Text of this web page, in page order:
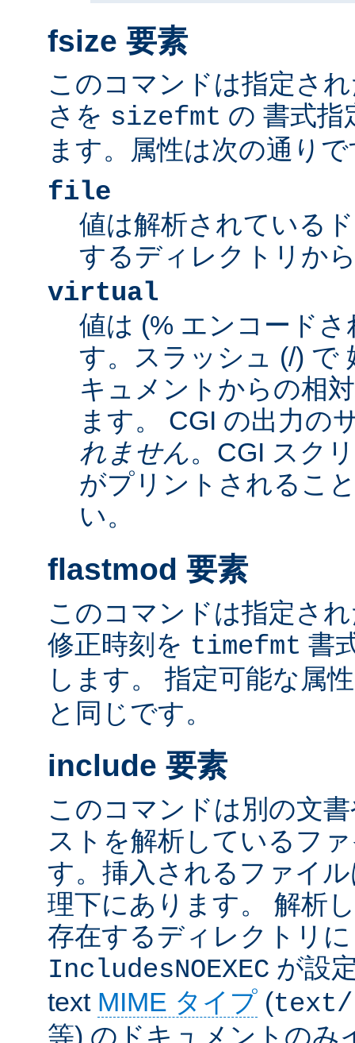
fsize 要素
このコマンドは指定さ
さを sizefmt の 書式指
ます。属性は次の通り
file
値は解析されている
するディレクトリか
virtual
値は (% エンコード
す。スラッシュ (/) で
キュメントからの相
ます。 CGI の出力の
れません。CGI スク
がプリントされるこ
い。
flastmod 要素
このコマンドは指定さ
修正時刻を timefmt 書
します。 指定可能な属
と同じです。
include 要素
このコマンドは別の文
ストを解析しているフ
す。挿入されるファイ
理下にあります。 解析
存在するディレクトリ
IncludesNOEXEC が設
text MIME タイプ (
等) のドキュメントのみ